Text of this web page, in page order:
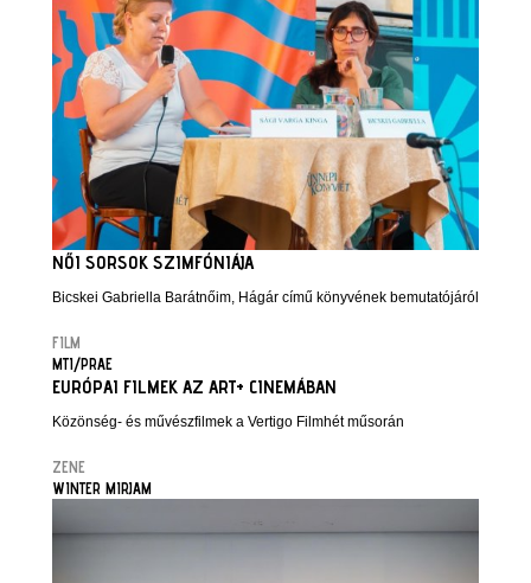
NŐI SORSOK SZIMFÓNIÁJA
Bicskei Gabriella Barátnőim, Hágár című könyvének bemutatójáról
FILM
MTI/PRAE
EURÓPAI FILMEK AZ ART+ CINEMÁBAN
Közönség- és művészfilmek a Vertigo Filmhét műsorán
ZENE
WINTER MIRJAM